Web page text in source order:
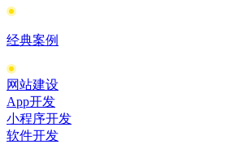
经典案例
网站建设
App开发
小程序开发
软件开发